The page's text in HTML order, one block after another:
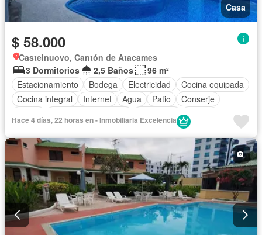
Casa
$ 58.000
Castelnuovo, Cantón de Atacames
3 Dormitorios
2,5 Baños
96 m²
Estacionamiento
Bodega Electricidad
Cocina equipada
Cocina integral
Internet Agua Patio
Conserje
Piscina
Hace 4 días, 22 horas en - Inmobiliaria Excelencia